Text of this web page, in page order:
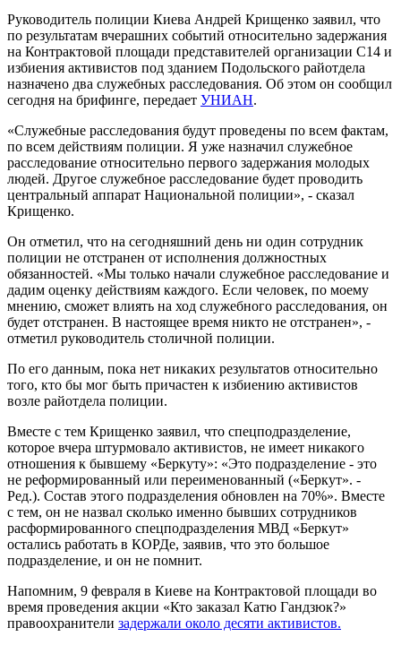
Руководитель полиции Киева Андрей Крищенко заявил, что
по результатам вчерашних событий относительно задержания
на Контрактовой площади представителей организации С14 и
избиения активистов под зданием Подольского райотдела
назначено два служебных расследования. Об этом он сообщил
сегодня на брифинге, передает УНИАН.
«Служебные расследования будут проведены по всем фактам,
по всем действиям полиции. Я уже назначил служебное
расследование относительно первого задержания молодых
людей. Другое служебное расследование будет проводить
центральный аппарат Национальной полиции», - сказал
Крищенко.
Он отметил, что на сегодняшний день ни один сотрудник
полиции не отстранен от исполнения должностных
обязанностей. «Мы только начали служебное расследование и
дадим оценку действиям каждого. Если человек, по моему
мнению, сможет влиять на ход служебного расследования, он
будет отстранен. В настоящее время никто не отстранен», -
отметил руководитель столичной полиции.
По его данным, пока нет никаких результатов относительно
того, кто бы мог быть причастен к избиению активистов
возле райотдела полиции.
Вместе с тем Крищенко заявил, что спецподразделение,
которое вчера штурмовало активистов, не имеет никакого
отношения к бывшему «Беркуту»: «Это подразделение - это
не реформированный или переименованный («Беркут». -
Ред.). Состав этого подразделения обновлен на 70%». Вместе
с тем, он не назвал сколько именно бывших сотрудников
расформированного спецподразделения МВД «Беркут»
остались работать в КОРДе, заявив, что это большое
подразделение, и он не помнит.
Напомним, 9 февраля в Киеве на Контрактовой площади во
время проведения акции «Кто заказал Катю Гандзюк?»
правоохранители задержали около десяти активистов.